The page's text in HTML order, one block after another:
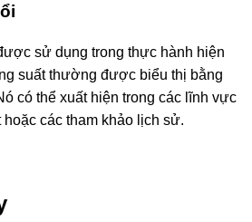
sử dụng trong thực hành hiện
suất thường được biểu thị bằng
có thể xuất hiện trong các lĩnh vực
hoặc các tham khảo lịch sử.